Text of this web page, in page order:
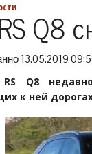
Q8
13.05.2019
RS Q8
к ней